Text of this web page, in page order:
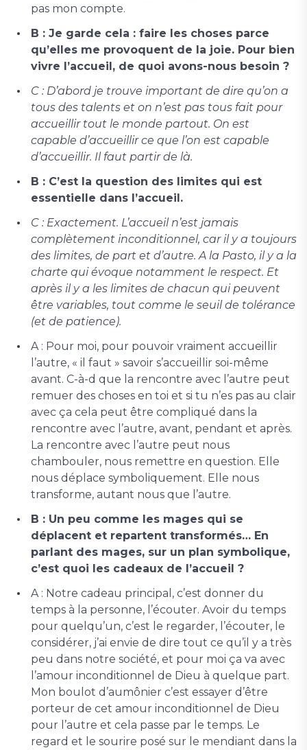
pas mon compte.
B : Je garde cela : faire les choses parce
qu’elles me provoquent de la joie. Pour bien
vivre l’accueil, de quoi avons-nous besoin ?
C : D’abord je trouve important de dire qu’on a
tous des talents et on n’est pas tous fait pour
accueillir tout le monde partout. On est
capable d’accueillir ce que l’on est capable
d’accueillir. Il faut partir de là.
B : C’est la question des limites qui est
essentielle dans l’accueil.
C : Exactement. L’accueil n’est jamais
complètement inconditionnel, car il y a toujours
des limites, de part et d’autre. A la Pasto, il y a la
charte qui évoque notamment le respect. Et
après il y a les limites de chacun qui peuvent
être variables, tout comme le seuil de tolérance
(et de patience).
A : Pour moi, pour pouvoir vraiment accueillir
l’autre, « il faut » savoir s’accueillir soi-même
avant. C-à-d que la rencontre avec l’autre peut
remuer des choses en toi et si tu n’es pas au clair
avec ça cela peut être compliqué dans la
rencontre avec l’autre, avant, pendant et après.
La rencontre avec l’autre peut nous
chambouler, nous remettre en question. Elle
nous déplace symboliquement. Elle nous
transforme, autant nous que l’autre.
B : Un peu comme les mages qui se
déplacent et repartent transformés… En
parlant des mages, sur un plan symbolique,
c’est quoi les cadeaux de l’accueil ?
A : Notre cadeau principal, c’est donner du
temps à la personne, l’écouter. Avoir du temps
pour quelqu’un, c’est le regarder, l’écouter, le
considérer, j’ai envie de dire tout ce qu’il y a très
peu dans notre société, et pour moi ça va avec
l’amour inconditionnel de Dieu à quelque part.
Mon boulot d’aumônier c’est essayer d’être
porteur de cet amour inconditionnel de Dieu
pour l’autre et cela passe par le temps. Le
regard et le sourire posé sur le mendiant dans la